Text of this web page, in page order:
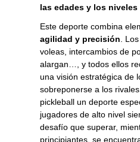
las edades y los niveles
Este deporte combina
agilidad y precisión .
voleas, intercambios de
alargan…, y todos ellos
una visión estratégica de
sobreponerse a los
pickleball un deporte
jugadores de alto nivel
desafío que superar,
principiantes, se